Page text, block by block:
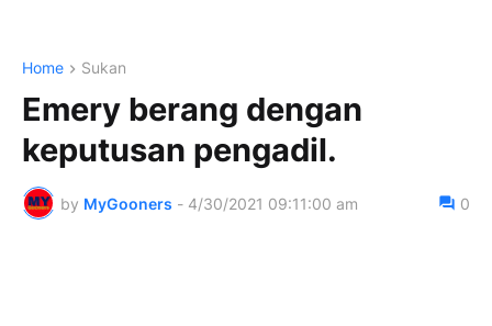
Home Sukan
Emery berang dengan
keputusan pengadil.
by MyGooners - 4/30/2021 09:11:00 am 0